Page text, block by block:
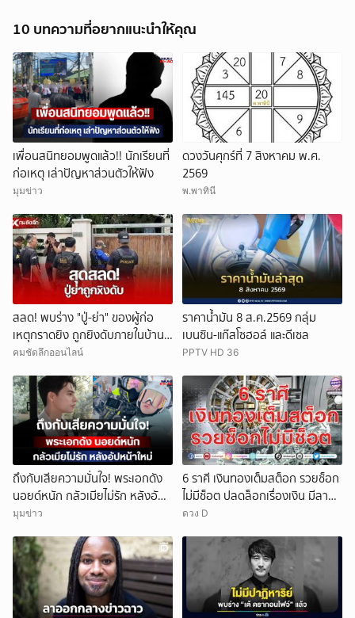
10 บทความที่อยากแนะนำให้คุณ
เพื่อนสนิทยอมพูดแล้ว!! นักเรียนที่
ก่อเหตุ เล่าปัญหาส่วนตัวให้ฟัง
มุมข่าว
ดวงวันศุกร์ที่ 7 สิงหาคม พ.ศ.
2569
พ.พาทินี
สลด! พบร่าง "ปู่-ย่า" ของผู้ก่อ
เหตุกราดยิง ถูกยิงดับภายในบ้าน
พัก
คมชัดลึกออนไลน์
ราคาน้ำมัน 8 ส.ค.2569 กลุ่ม
เบนซิน-แก๊สโซฮอล์ และดีเซล
PPTV HD 36
ถึงกับเสียความมั่นใจ! พระเอกดัง
นอยด์หนัก กลัวเมียไม่รัก หลังอัป
หน้าใหม่
มุมข่าว
6 ราศี เงินทองเต็มสต็อก รวยช็อก
ไม่มีช็อต ปลดล็อกเรื่องเงิน มีลาภ
ลอยจ่อคิว
ดวง D